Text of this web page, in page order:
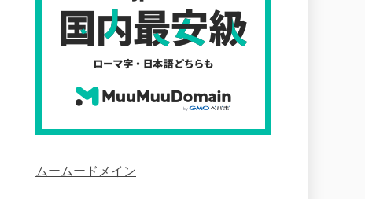
ムームードメイン